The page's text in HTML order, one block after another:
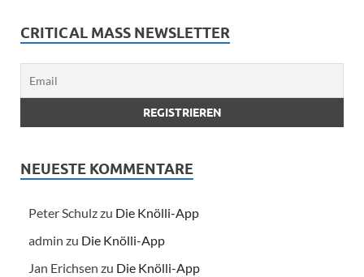
CRITICAL MASS NEWSLETTER
NEUESTE KOMMENTARE
Peter Schulzzu Die Knölli-App
admin zu Die Knölli-App
Jan Erichsen zu Die Knölli-App